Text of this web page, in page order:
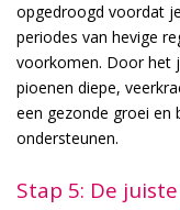
opgedroogd voordat
periodes van hevige
voorkomen. Door het
pioenen diepe,
een gezonde groei en
ondersteunen.
Stap 5: De